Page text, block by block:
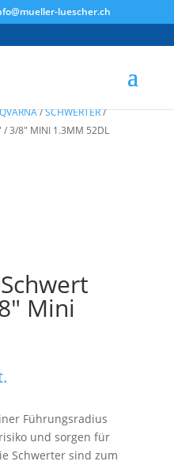
luescher.ch
/SCHWERTER/
/ 3/8″ MINI 1.3MM 52DL
Mini
Führungsradius
und sorgen für
Schwerter sind zum